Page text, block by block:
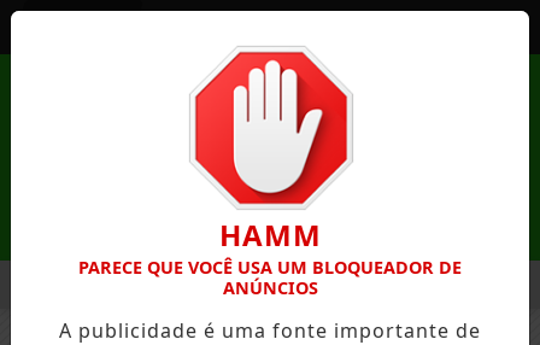
DE MANDAGUAÇU ESTÁ COM INSCRIÇÕES ABERTAS
EM ALTA
HAMM
PARECE QUE VOCÊ USA UM BLOQUEADOR DE
ANÚNCIOS
A publicidade é uma fonte importante de